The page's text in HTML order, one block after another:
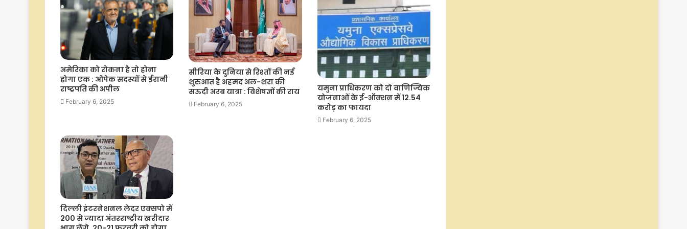
रोमानिया में श्वसन संक्रमण, फ्लू के मामलों
बांग्लादेश : अभिनेत्री मेहर अफरोज के बाद,
पुलिस ने सोहाना सबा को भी लिया हिरासत
में, क्या है मामला ?
रेपो रेट में कटौती से लोगों की खर्च करने
अमेरिका को रोकना है तो होना
होगा एक : ओपेक सदस्यों से ईरानी
राष्ट्रपति की अपील
February 6, 2025
सीरिया के दुनिया से रिश्तों की नई
शुरुआत है अहमद अल-शरा की
सऊदी अरब यात्रा : विशेषज्ञों की राय
February 6, 2025
यमुना प्राधिकरण को दो वाणिज्यिक
योजनाओं के ई-ऑक्शन में 12.54
करोड़ का फायदा
February 6, 2025
दिल्ली इंटरनेशनल लेदर एक्सपो में
200 से ज्यादा अंतरराष्ट्रीय खरीदार